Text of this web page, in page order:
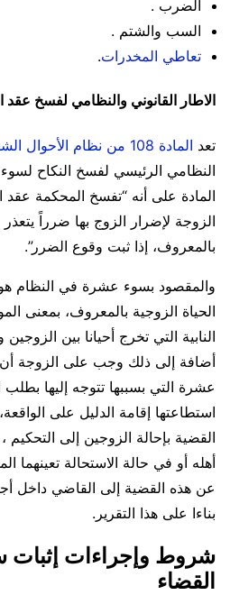
الضرب .
السب والشتم .
تعاطي المخدرات.
الاطار القانوني والنظامي لفسخ
تعد المادة 108 من نظام الأحوال الشخصية السعودي
النظامي الرئيسي لفسخ النكاح
المادة على أنه “تفسخ المحكمة
الزوجة لإضرار الزوج بها ضرراً
بالمعروف، إذا ثبت وقوع الضرر”.
والمقصود بسوء عشرة في النظام
الحياة الزوجية بالمعروف، بمعنى
النابية التي تخرج أحيانا بين
أضافة إلى ذلك وجب على الزوجة
عشرة التي بسببها تتوجه إليها
استطاعتها إقامة الدليل على
القضية بإحالة الزوجين إلى
أهله أو في حالة الاستحالة تعينهما
بناءا على هذا التقرير.
شروط وإجراءات إثبات
القضاء